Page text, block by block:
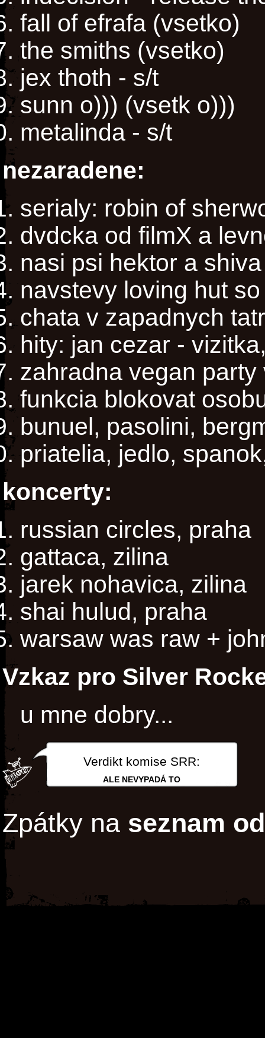
fall of efrafa (vsetko)
the smiths (vsetko)
jex thoth - s/t
sunn o))) (vsetk o)))
metalinda - s/t
nezaradene:
serialy: robin of
dvdcka od filmX a
nasi psi hektor a shiva
navstevy loving hut
chata v zapadnych
hity: jan cezar -
zahradna vegan party
funkcia blokovat
bunuel, pasolini,
priatelia, jedlo,
koncerty:
russian circles, praha
gattaca, zilina
jarek nohavica, zilina
shai hulud, praha
warsaw was raw +
Vzkaz pro Silver
u mne dobry...
Verdikt komise SRR:
ALE NEVYPADÁ TO
Zpátky na seznam